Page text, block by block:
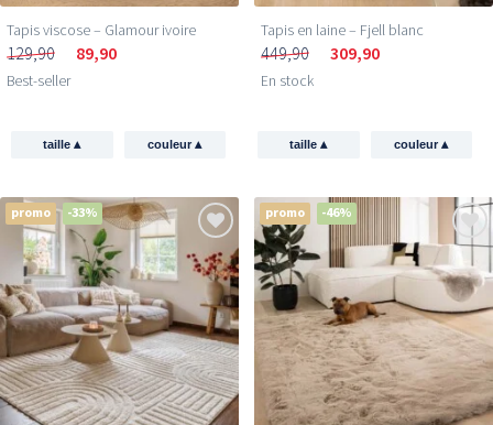
Tapis viscose – Glamour ivoire
129,90 89,90
Best-seller
taille▴ couleur▴
Tapis en laine – Fjell blanc
449,90 309,90
En stock
taille▴ couleur▴
promo -33% promo -46%